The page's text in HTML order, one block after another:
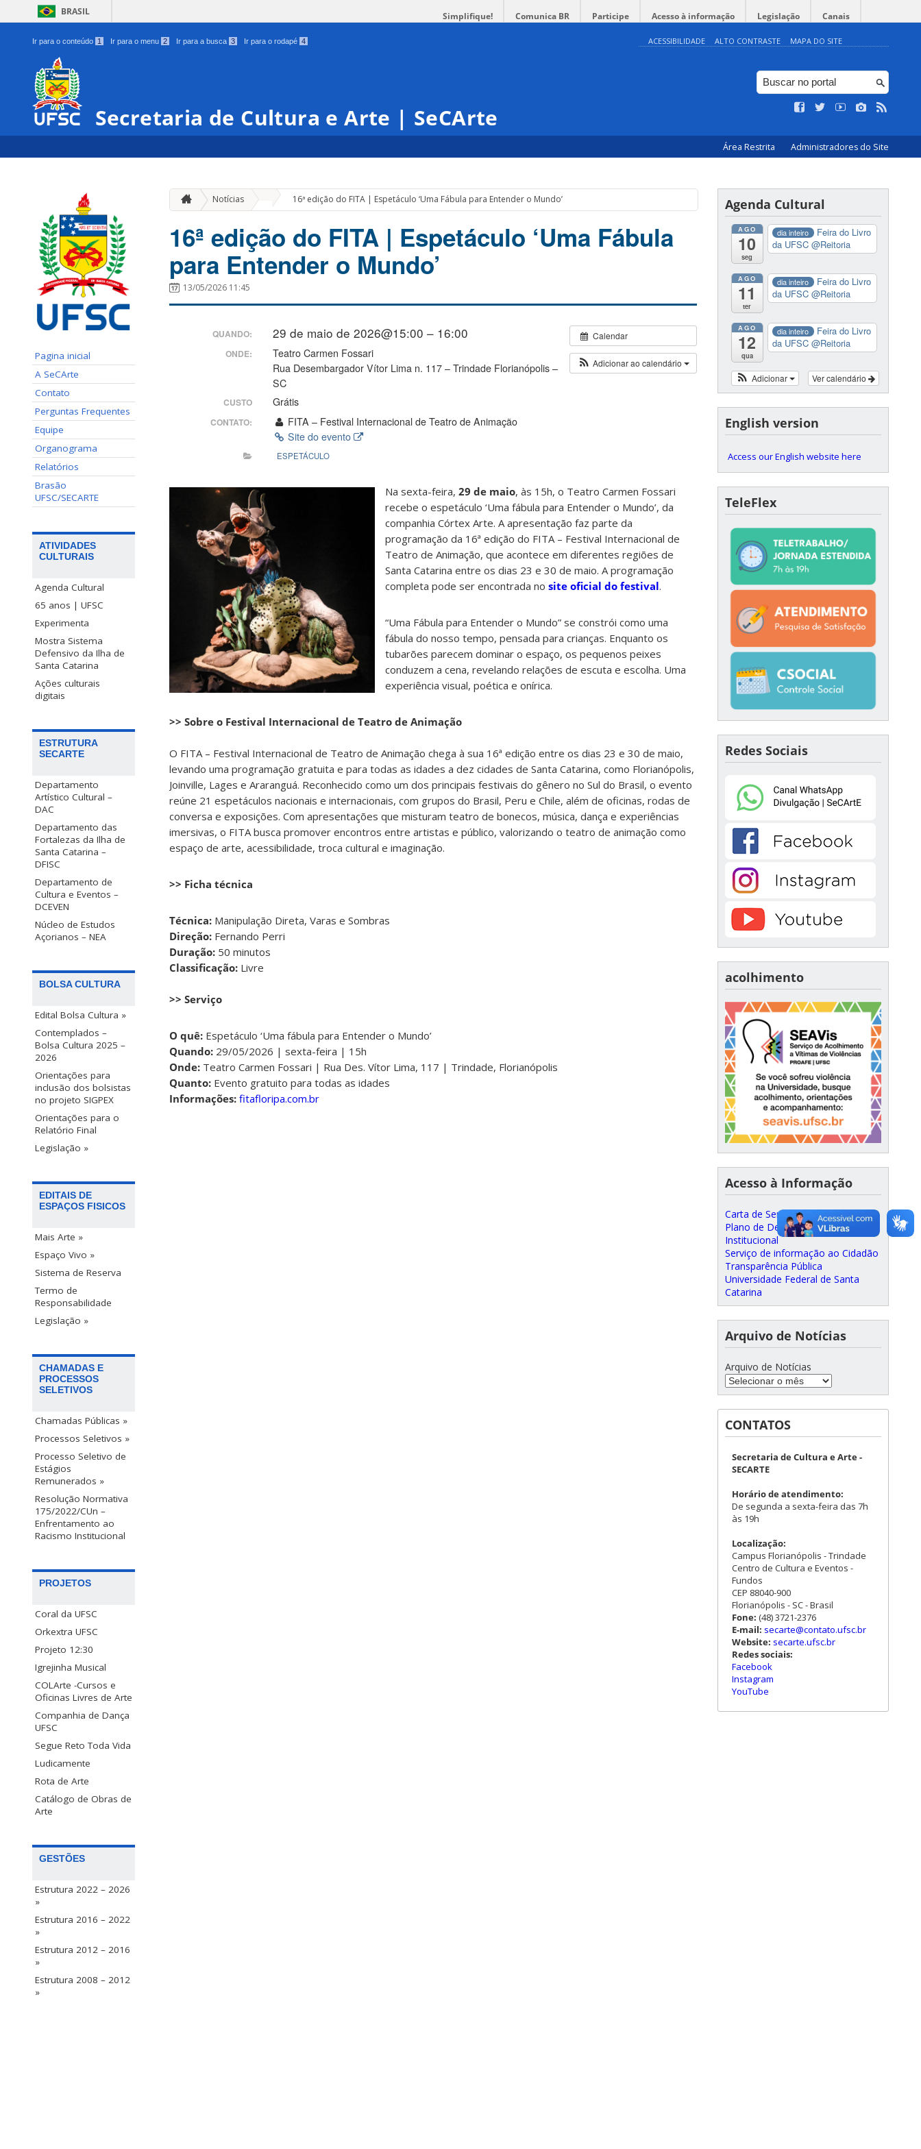
BRASIL Simplifique! Comunica BR Participe Acesso à informação Legislação Canais
Ir para o conteúdo 1 Ir para o menu 2 Ir para a busca 3 Ir para o rodapé 4 ACESSIBILIDADE ALTO CONTRASTE MAPA DO SITE
Secretaria de Cultura e Arte | SeCArte
Área Restrita Administradores do Site
Pagina inicial
A SeCArte
Contato
Perguntas Frequentes
Equipe
Organograma
Relatórios
Brasão
UFSC/SECARTE
ATIVIDADES
CULTURAIS
Agenda Cultural
65 anos | UFSC
Experimenta
Mostra Sistema
Defensivo da Ilha de
Santa Catarina
Ações culturais
digitais
ESTRUTURA
SECARTE
Departamento
Artístico Cultural –
DAC
Departamento das
Fortalezas da Ilha de
Santa Catarina –
DFISC
Departamento de
Cultura e Eventos –
DCEVEN
Núcleo de Estudos
Açorianos – NEA
BOLSA CULTURA
Edital Bolsa Cultura »
Contemplados –
Bolsa Cultura 2025 –
2026
Orientações para
inclusão dos bolsistas
no projeto SIGPEX
Orientações para o
Relatório Final
Legislação »
EDITAIS DE
ESPAÇOS FISICOS
Mais Arte »
Espaço Vivo »
Sistema de Reserva
Termo de
Responsabilidade
Legislação »
CHAMADAS E
PROCESSOS
SELETIVOS
Chamadas Públicas »
Processos Seletivos »
Processo Seletivo de
Estágios
Remunerados »
Resolução Normativa
175/2022/CUn –
Enfrentamento ao
Racismo Institucional
PROJETOS
Coral da UFSC
Orkextra UFSC
Projeto 12:30
Igrejinha Musical
COLArte -Cursos e
Oficinas Livres de Arte
Companhia de Dança
UFSC
Segue Reto Toda Vida
Ludicamente
Rota de Arte
Catálogo de Obras de
Arte
GESTÕES
Estrutura 2022 – 2026
»
Estrutura 2016 – 2022
»
Estrutura 2012 – 2016
»
Estrutura 2008 – 2012
»
Notícias 16ª edição do FITA | Espetáculo ‘Uma Fábula para Entender o Mundo’
16ª edição do FITA | Espetáculo ‘Uma Fábula
para Entender o Mundo’
13/05/2026 11:45
Calendar
Adicionar ao calendário
QUANDO: 29 de maio de 2026@15:00 – 16:00
ONDE:
Teatro Carmen Fossari
Rua Desembargador Vítor Lima n. 117 – Trindade Florianópolis –
SC
CUSTO Grátis
CONTATO:
FITA – Festival Internacional de Teatro de Animação
Site do evento
ESPETÁCULO
Na sexta-feira, 29 de maio, às 15h, o Teatro Carmen Fossari
recebe o espetáculo ‘Uma fábula para Entender o Mundo’, da
companhia Córtex Arte. A apresentação faz parte da
programação da 16ª edição do FITA – Festival Internacional de
Teatro de Animação, que acontece em diferentes regiões de
Santa Catarina entre os dias 23 e 30 de maio. A programação
completa pode ser encontrada no site oficial do festival.
“Uma Fábula para Entender o Mundo” se constrói como uma
fábula do nosso tempo, pensada para crianças. Enquanto os
tubarões parecem dominar o espaço, os pequenos peixes
conduzem a cena, revelando relações de escuta e escolha. Uma
experiência visual, poética e onírica.
>> Sobre o Festival Internacional de Teatro de Animação
O FITA – Festival Internacional de Teatro de Animação chega à sua 16ª edição entre os dias 23 e 30 de maio,
levando uma programação gratuita e para todas as idades a dez cidades de Santa Catarina, como Florianópolis,
Joinville, Lages e Araranguá. Reconhecido como um dos principais festivais do gênero no Sul do Brasil, o evento
reúne 21 espetáculos nacionais e internacionais, com grupos do Brasil, Peru e Chile, além de oficinas, rodas de
conversa e exposições. Com apresentações que misturam teatro de bonecos, música, dança e experiências
imersivas, o FITA busca promover encontros entre artistas e público, valorizando o teatro de animação como
espaço de arte, acessibilidade, troca cultural e imaginação.
>> Ficha técnica
Técnica: Manipulação Direta, Varas e Sombras
Direção: Fernando Perri
Duração: 50 minutos
Classificação: Livre
>> Serviço
O quê: Espetáculo ‘Uma fábula para Entender o Mundo’
Quando: 29/05/2026 | sexta-feira | 15h
Onde: Teatro Carmen Fossari | Rua Des. Vítor Lima, 117 | Trindade, Florianópolis
Quanto: Evento gratuito para todas as idades
Informações: fitafloripa.com.br
Agenda Cultural
AGO
10
seg
dia inteiro
Feira do Livro
da UFSC @Reitoria
AGO
11
ter
dia inteiro
Feira do Livro
da UFSC @Reitoria
AGO
12
qua
dia inteiro
Feira do Livro
da UFSC @Reitoria
Ver calendário
Adicionar
English version
Access our English website here
TeleFlex
Redes Sociais
acolhimento
Acesso à Informação
Carta de Serviços ao Cidadão
Plano de Desenvolvimento
Institucional
Serviço de informação ao Cidadão
Transparência Pública
Universidade Federal de Santa
Catarina
Arquivo de Notícias
Arquivo de Notícias
CONTATOS
Secretaria de Cultura e Arte -
SECARTE
Horário de atendimento:
De segunda a sexta-feira das 7h
às 19h
Localização:
Campus Florianópolis - Trindade
Centro de Cultura e Eventos -
Fundos
CEP 88040-900
Florianópolis - SC - Brasil
Fone: (48) 3721-2376
E-mail: secarte@contato.ufsc.br
Website: secarte.ufsc.br
Redes sociais:
Facebook
Instagram
YouTube